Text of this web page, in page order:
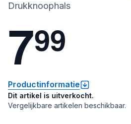
Drukknoophals
799
Productinformatie
Dit artikel is uitverkocht.
Vergelijkbare artikelen beschikbaar.